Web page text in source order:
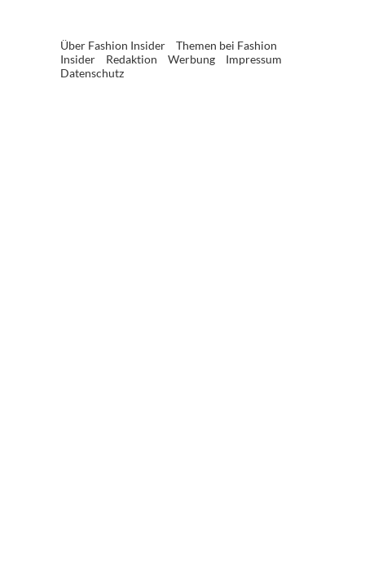
Über Fashion Insider
Themen bei Fashion
Insider
Redaktion Werbung
Impressum
Datenschutz